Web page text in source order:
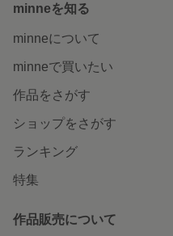
minneを知る
minneについて
minneで買いたい
作品をさがす
ショップをさがす
ランキング
特集
作品販売について